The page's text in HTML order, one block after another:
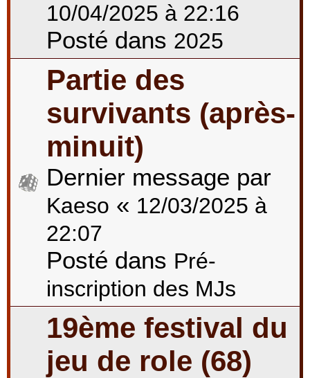
10/04/2025 à 22:16
Posté dans 2025
Partie des
survivants (après-
minuit)
Dernier message par
Kaeso « 12/03/2025 à
22:07
Posté dans Pré-
inscription des MJs
19ème festival du
jeu de role (68)